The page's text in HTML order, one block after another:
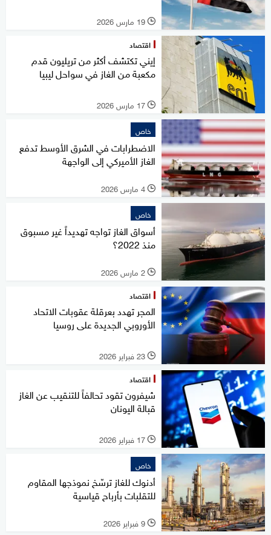
l 19 مارس 2026
اقتصاد
إيني تكتشف أكثر من تريليون قدم
مكعبة من الغاز في سواحل ليبيا
l 17 مارس 2026
خاص
الاضطرابات في الشرق الأوسط تدفع
الغاز الأميركي إلى الواجهة
l 4 مارس 2026
خاص
أسواق الغاز تواجه تهديداً غير مسبوق
منذ 2022؟
l 2 مارس 2026
اقتصاد
المجر تهدد بعرقلة عقوبات الاتحاد
الأوروبي الجديدة على روسيا
l 23 فبراير 2026
اقتصاد
شيفرون تقود تحالفاً للتنقيب عن الغاز
قبالة اليونان
l 17 فبراير 2026
خاص
أدنوك للغاز ترسّخ نموذجها المقاوم
للتقلبات بأرباح قياسية
l 9 فبراير 2026